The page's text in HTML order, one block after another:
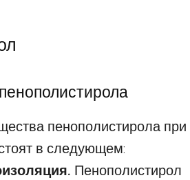
пенополистирола при
в следующем:
Пенополистирол